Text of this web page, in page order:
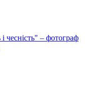
чесність" – фотограф